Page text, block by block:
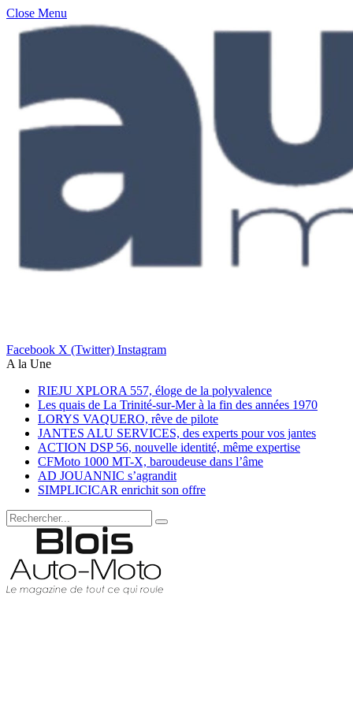
Close Menu
Facebook X (Twitter) Instagram
A la Une
RIEJU XPLORA 557, éloge de la polyvalence
Les quais de La Trinité-sur-Mer à la fin des années 1970
LORYS VAQUERO, rêve de pilote
JANTES ALU SERVICES, des experts pour vos jantes
ACTION DSP 56, nouvelle identité, même expertise
CFMoto 1000 MT-X, baroudeuse dans l’âme
AD JOUANNIC s’agrandit
SIMPLICICAR enrichit son offre